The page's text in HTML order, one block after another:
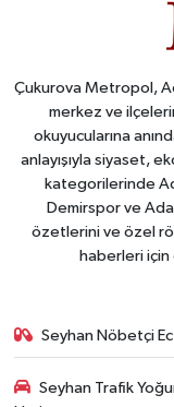
Çukurova Metropol,
merkez ve
okuyucularına
anlayışıyla siyaset,
kategorilerinde
Demirspor ve
özetlerini ve özel
haberleri
Seyhan Nöbetçi
Seyhan Trafik